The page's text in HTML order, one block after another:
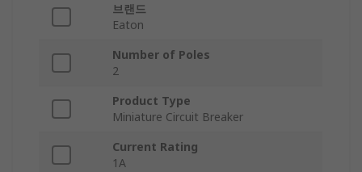
브랜드
Eaton
Number of Poles
2
Product Type
Miniature Circuit Breaker
Current Rating
1A